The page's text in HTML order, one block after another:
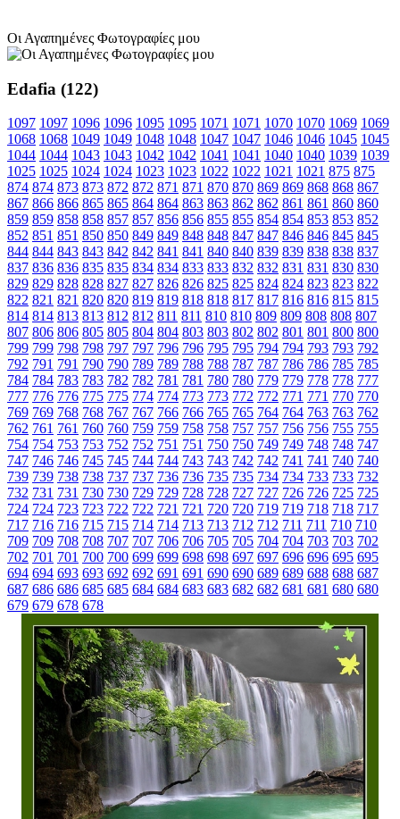
Οι Αγαπημένες Φωτογραφίες μου
Edafia (122)
1097 1097 1096 1096 1095 1095 1071 1071 1070 1070 1069 1069
1068 1068 1049 1049 1048 1048 1047 1047 1046 1046 1045 1045
1044 1044 1043 1043 1042 1042 1041 1041 1040 1040 1039 1039
1025 1025 1024 1024 1023 1023 1022 1022 1021 1021 875 875
874 874 873 873 872 872 871 871 870 870 869 869 868 868 867
867 866 866 865 865 864 864 863 863 862 862 861 861 860 860
859 859 858 858 857 857 856 856 855 855 854 854 853 853 852
852 851 851 850 850 849 849 848 848 847 847 846 846 845 845
844 844 843 843 842 842 841 841 840 840 839 839 838 838 837
837 836 836 835 835 834 834 833 833 832 832 831 831 830 830
829 829 828 828 827 827 826 826 825 825 824 824 823 823 822
822 821 821 820 820 819 819 818 818 817 817 816 816 815 815
814 814 813 813 812 812 811 811 810 810 809 809 808 808 807
807 806 806 805 805 804 804 803 803 802 802 801 801 800 800
799 799 798 798 797 797 796 796 795 795 794 794 793 793 792
792 791 791 790 790 789 789 788 788 787 787 786 786 785 785
784 784 783 783 782 782 781 781 780 780 779 779 778 778 777
777 776 776 775 775 774 774 773 773 772 772 771 771 770 770
769 769 768 768 767 767 766 766 765 765 764 764 763 763 762
762 761 761 760 760 759 759 758 758 757 757 756 756 755 755
754 754 753 753 752 752 751 751 750 750 749 749 748 748 747
747 746 746 745 745 744 744 743 743 742 742 741 741 740 740
739 739 738 738 737 737 736 736 735 735 734 734 733 733 732
732 731 731 730 730 729 729 728 728 727 727 726 726 725 725
724 724 723 723 722 722 721 721 720 720 719 719 718 718 717
717 716 716 715 715 714 714 713 713 712 712 711 711 710 710
709 709 708 708 707 707 706 706 705 705 704 704 703 703 702
702 701 701 700 700 699 699 698 698 697 697 696 696 695 695
694 694 693 693 692 692 691 691 690 690 689 689 688 688 687
687 686 686 685 685 684 684 683 683 682 682 681 681 680 680
679 679 678 678